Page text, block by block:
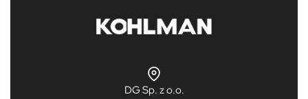
DG Sp. z o.o.